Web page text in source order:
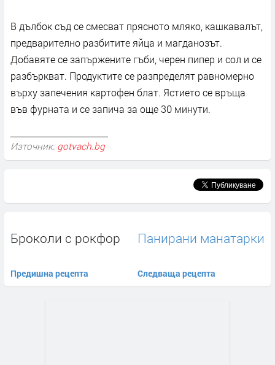
В дълбок съд се смесват прясното мляко, кашкавалът,
предварително разбитите яйца и магданозът.
Добавяте се запържените гъби, черен пипер и сол и се
разбъркват. Продуктите се разпределят равномерно
върху запечения картофен блат. Ястието се връща
във фурната и се запича за още 30 минути.
Източник: gotvach.bg
Броколи с рокфор
Предишна рецепта
Панирани манатарки
Следваща рецепта